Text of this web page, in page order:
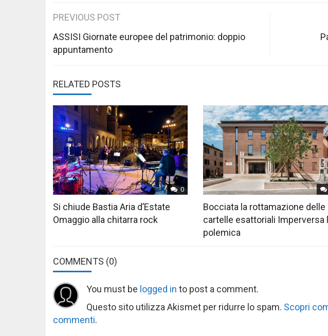
Post
navigation
PREVIOUS POST
ASSISI Giornate europee del patrimonio: doppio
appuntamento
RELATED POSTS
0
Si chiude Bastia Aria d’Estate
Omaggio alla chitarra rock
Bocciata la rottamazione delle
cartelle esattoriali Imperversa
polemica
COMMENTS (0)
You must be logged in to post a comment.
Questo sito utilizza Akismet per ridurre lo spam. Scopri
commenti.